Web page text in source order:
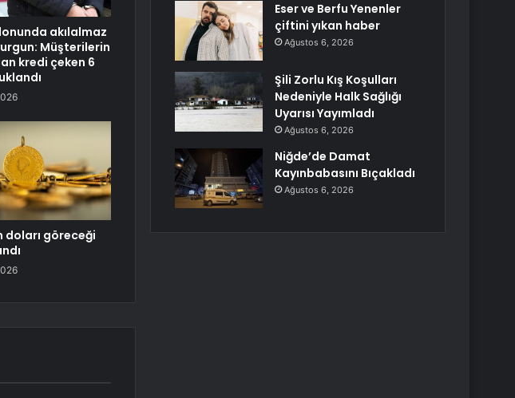
akılalmaz
Müşterilerin
kredi çeken 6
doları göreceği
Eser ve Berfu Yenenler
çiftini yıkan haber
Ağustos 6, 2026
Şili Zorlu Kış Koşulları
Nedeniyle Halk Sağlığı
Uyarısı Yayımladı
Ağustos 6, 2026
Niğde’de Damat
Kayınbabasını Bıçakladı
Ağustos 6, 2026